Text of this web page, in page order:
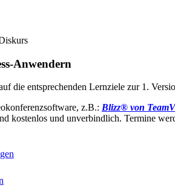
Anwendern
die entsprechenden Lernziele zur 1.
z.B.: Blizz® von
kostenlos und unverbindlich. Termine